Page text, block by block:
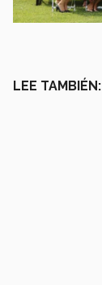
LEE TAMBIÉN: